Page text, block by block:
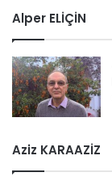
Alper ELİÇİN
Aziz KARAAZİZ